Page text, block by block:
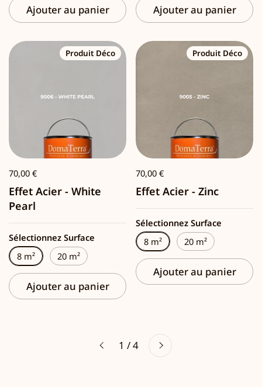
Ajouter au panier Ajouter au panier
70,00 €
Effet Acier - White
Pearl
Sélectionnez Surface
8 m²
20 m²
Ajouter au panier
Produit Déco
70,00 €
Effet Acier - Zinc
Sélectionnez Surface
8 m²
20 m²
Ajouter au panier
Produit Déco
1 / 4 Suivant